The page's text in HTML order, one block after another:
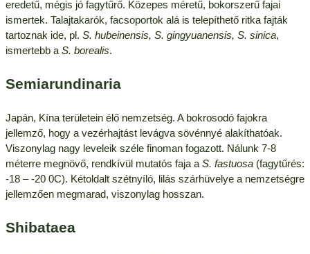
eredetű, mégis jó fagytűrő. Közepes méretű, bokorszerű fajai
ismertek. Talajtakarók, facsoportok alá is telepíthető ritka fajták
tartoznak ide, pl. S. hubeinensis, S. gingyuanensis, S. sinica,
ismertebb a S. borealis.
Semiarundinaria
Japán, Kína területein élő nemzetség. A bokrosodó fajokra
jellemző, hogy a vezérhajtást levágva sövénnyé alakíthatóak.
Viszonylag nagy leveleik széle finoman fogazott. Nálunk 7-8
méterre megnövő, rendkívül mutatós faja a S. fastuosa(fagytűrés:
-18 – -20 0C). Kétoldalt szétnyíló, lilás szárhüvelye a nemzetségre
jellemzően megmarad, viszonylag hosszan.
Shibataea